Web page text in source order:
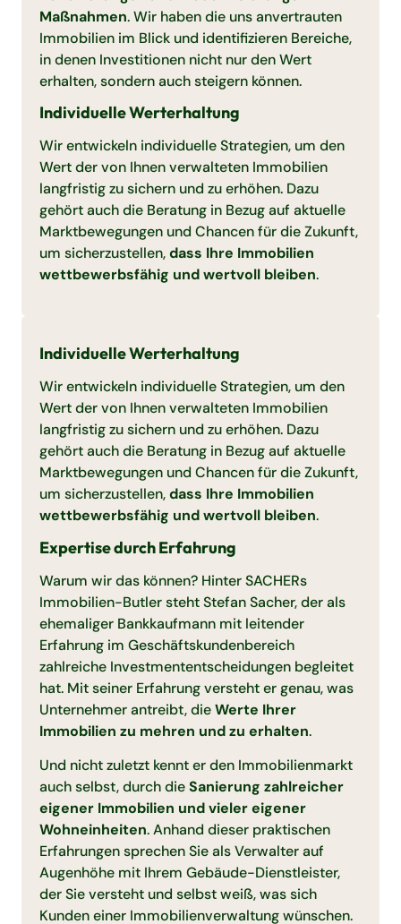
Maßnahmen. Wir haben die uns anvertrauten
Immobilien im Blick und identifizieren Bereiche,
in denen Investitionen nicht nur den Wert
erhalten, sondern auch steigern können.
Individuelle Werterhaltung
Wir entwickeln individuelle Strategien, um den
Wert der von Ihnen verwalteten Immobilien
langfristig zu sichern und zu erhöhen. Dazu
gehört auch die Beratung in Bezug auf aktuelle
Marktbewegungen und Chancen für die Zukunft,
um sicherzustellen,dass Ihre Immobilien
wettbewerbsfähig und wertvoll bleiben.
Individuelle Werterhaltung
Wir entwickeln individuelle Strategien, um den
Wert der von Ihnen verwalteten Immobilien
langfristig zu sichern und zu erhöhen. Dazu
gehört auch die Beratung in Bezug auf aktuelle
Marktbewegungen und Chancen für die Zukunft,
um sicherzustellen,dass Ihre Immobilien
wettbewerbsfähig und wertvoll bleiben.
Expertise durch Erfahrung
Warum wir das können? Hinter SACHERs
Immobilien-Butler steht Stefan Sacher, der als
ehemaliger Bankkaufmann mit leitender
Erfahrung im Geschäftskundenbereich
zahlreiche Investmententscheidungen begleitet
hat. Mit seiner Erfahrung versteht er genau, was
Unternehmer antreibt, dieWerte Ihrer
Immobilien zu mehren und zu erhalten.
Und nicht zuletzt kennt er den Immobilienmarkt
auch selbst, durch dieSanierung zahlreicher
eigener Immobilien und vieler eigener
Wohneinheiten. Anhand dieser praktischen
Erfahrungen sprechen Sie als Verwalter auf
Augenhöhe mit Ihrem Gebäude-Dienstleister,
der Sie versteht und selbst weiß, was sich
Kunden einer Immobilienverwaltung wünschen.